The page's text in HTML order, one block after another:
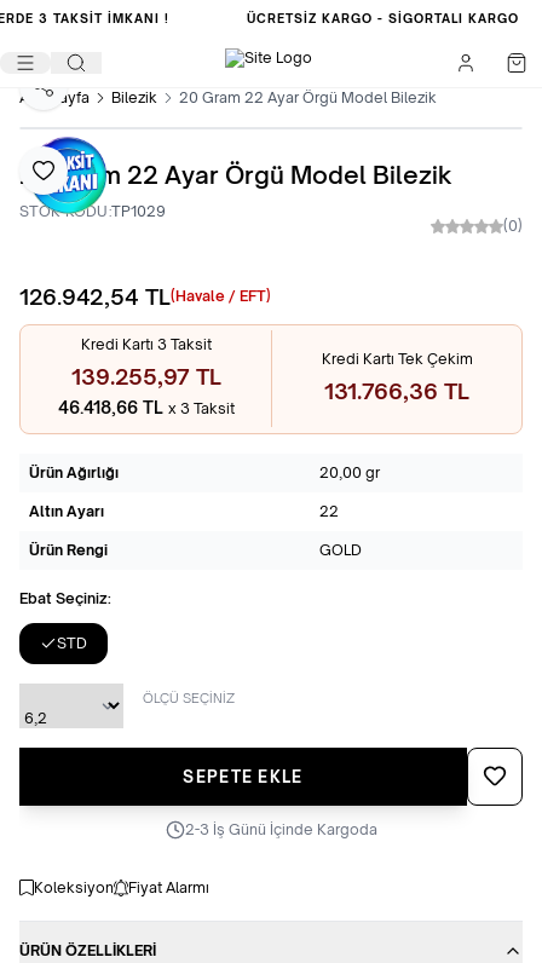
3 TAKSİT İMKANI ! ÜCRETSIZ KARGO - SIGORTALI KARGO
Ana Sayfa Bilezik 20 Gram 22 Ayar Örgü Model Bilezik
Favoriye Ekle
Paylaş
20 Gram 22 Ayar Örgü Model Bilezik
STOK KODU:TP1029
(0)
126.942,54 TL(Havale / EFT)
Kredi Kartı 3 Taksit
139.255,97 TL
46.418,66 TL x 3 Taksit
Kredi Kartı Tek Çekim
131.766,36 TL
Ürün Ağırlığı 20,00 gr
Altın Ayarı 22
Ürün Rengi GOLD
Ebat Seçiniz:
STD
ÖLÇÜ SEÇİNİZ
SEPETE EKLE
2-3 İş Günü İçinde Kargoda
Koleksiyon Fiyat Alarmı
ÜRÜN ÖZELLIKLERI